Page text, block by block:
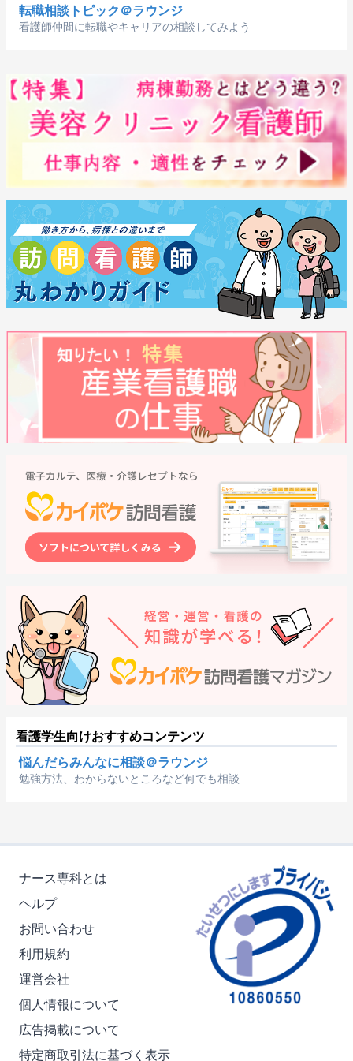
転職相談トピック＠ラウンジ
看護師仲間に転職やキャリアの相談してみよう
看護学生向けおすすめコンテンツ
悩んだらみんなに相談＠ラウンジ
勉強方法、わからないところなど何でも相談
ナース専科とは
ヘルプ
お問い合わせ
利用規約
運営会社
個人情報について
広告掲載について
特定商取引法に基づく表示